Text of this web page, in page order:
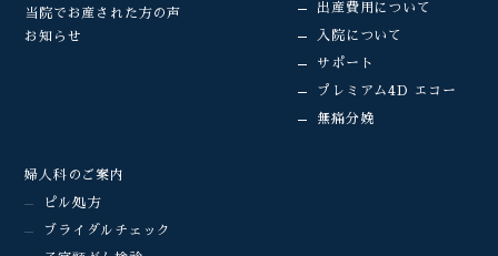
当院でお産された方の声
お知らせ
出産費用について
入院について
サポート
プレミアム4D エコー
無痛分娩
婦人科のご案内
ピル処方
ブライダルチェック